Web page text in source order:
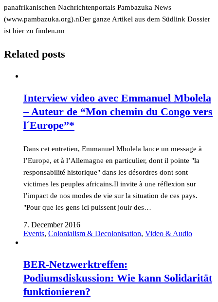
panafrikanischen Nachrichtenportals Pambazuka News
(www.pambazuka.org).nDer ganze Artikel aus dem Südlink Dossier
ist hier zu finden.nn
Related posts
Interview video avec Emmanuel Mbolela
– Auteur de “Mon chemin du Congo vers
l´Europe”*
Dans cet entretien, Emmanuel Mbolela lance un message à
l’Europe, et à l’Allemagne en particulier, dont il pointe "la
responsabilité historique" dans les désordres dont sont
victimes les peuples africains.Il invite à une réflexion sur
l’impact de nos modes de vie sur la situation de ces pays.
"Pour que les gens ici puissent jouir des…
7. December 2016
Events, Colonialism & Decolonisation, Video & Audio
BER-Netzwerktreffen:
Podiumsdiskussion: Wie kann Solidarität
funktionieren?